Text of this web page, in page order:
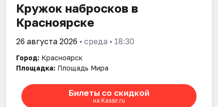
Кружок набросков в
Красноярске
26 августа 2026 • среда • 18:30
Город: Красноярск
Площадка: Площадь Мира
Билеты со скидкой
на Kassir.ru